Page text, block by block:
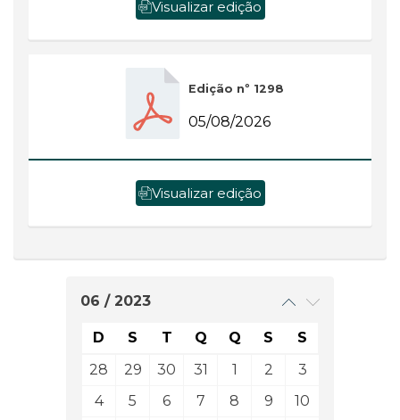
Visualizar edição
Edição nº 1298
05/08/2026
Visualizar edição
06 / 2023
D S T Q Q S
S
28
29 30 31 1 2
3
4
5 6 7 8 9
10